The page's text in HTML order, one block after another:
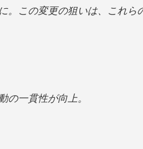
。この変更の狙いは、これら
の一貫性が向上。